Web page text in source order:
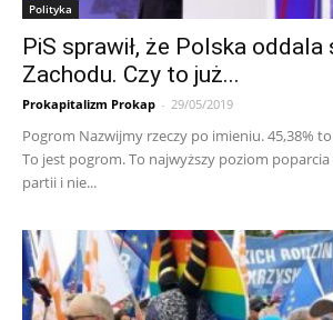
Polityka
PiS sprawił, że Polska oddala
Zachodu. Czy to już...
Prokapitalizm Prokap - 29/05/2019
Pogrom Nazwijmy rzeczy po imieniu. 45,38%
To jest pogrom. To najwyższy poziom
partii i nie...